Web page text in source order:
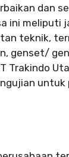
dan
ini meliputi
teknik,
genset/
Trakindo
untuk